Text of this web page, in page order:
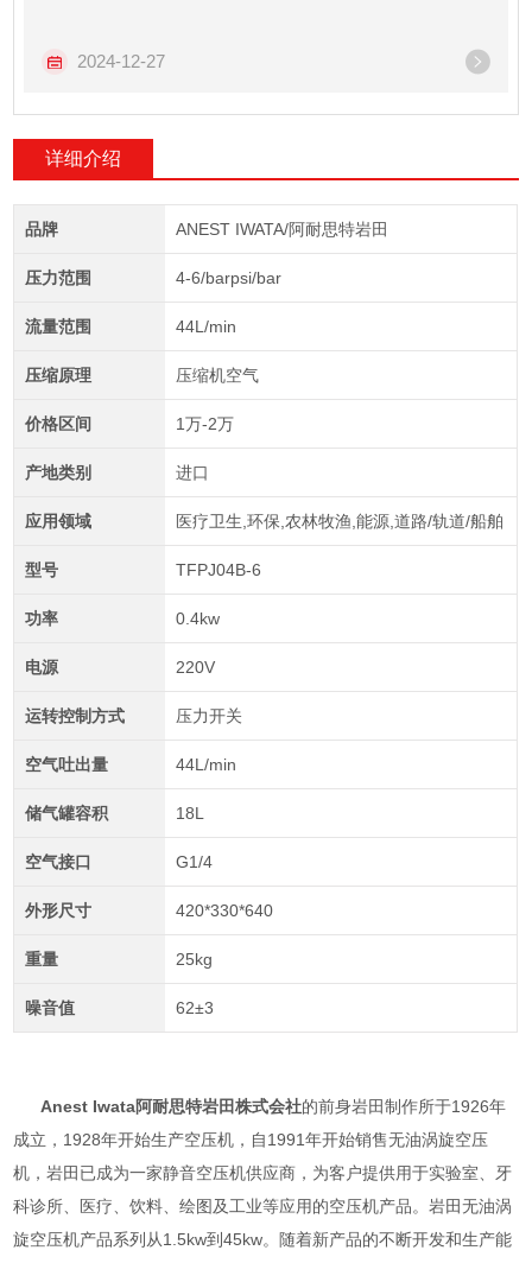
2024-12-27
详细介绍
品牌 ANEST IWATA/阿耐思特岩田
压力范围 4-6/barpsi/bar
流量范围 44L/min
压缩原理 压缩机空气
价格区间 1万-2万
产地类别 进口
应用领域 医疗卫生,环保,农林牧渔,能源,道路/轨道/船舶
型号 TFPJ04B-6
功率 0.4kw
电源 220V
运转控制方式 压力开关
空气吐出量 44L/min
储气罐容积 18L
空气接口 G1/4
外形尺寸 420*330*640
重量 25kg
噪音值 62±3
Anest Iwata阿耐思特岩田株式会社的前身岩田制作所于1926年
成立，1928年开始生产空压机，自1991年开始销售无油涡旋空压
机，岩田已成为一家静音空压机供应商，为客户提供用于实验室、牙
科诊所、医疗、饮料、绘图及工业等应用的空压机产品。岩田无油涡
旋空压机产品系列从1.5kw到45kw。随着新产品的不断开发和生产能